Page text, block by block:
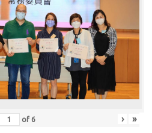
of 6 › »